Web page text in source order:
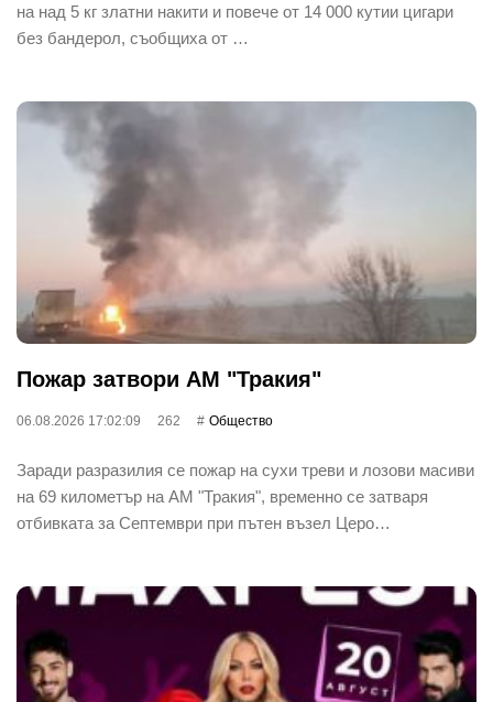
на над 5 кг златни накити и повече от 14 000 кутии цигари
без бандерол, съобщиха от …
Пожар затвори АМ "Тракия"
06.08.2026 17:02:09 262 Общество
Заради разразилия се пожар на сухи треви и лозови масиви
на 69 километър на АМ "Тракия", временно се затваря
отбивката за Септември при пътен възел Церо…